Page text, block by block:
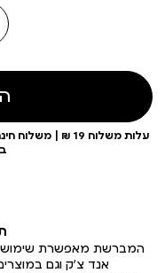
המברשת מאפשרת שימוש גם
אנד צ’ק וגם